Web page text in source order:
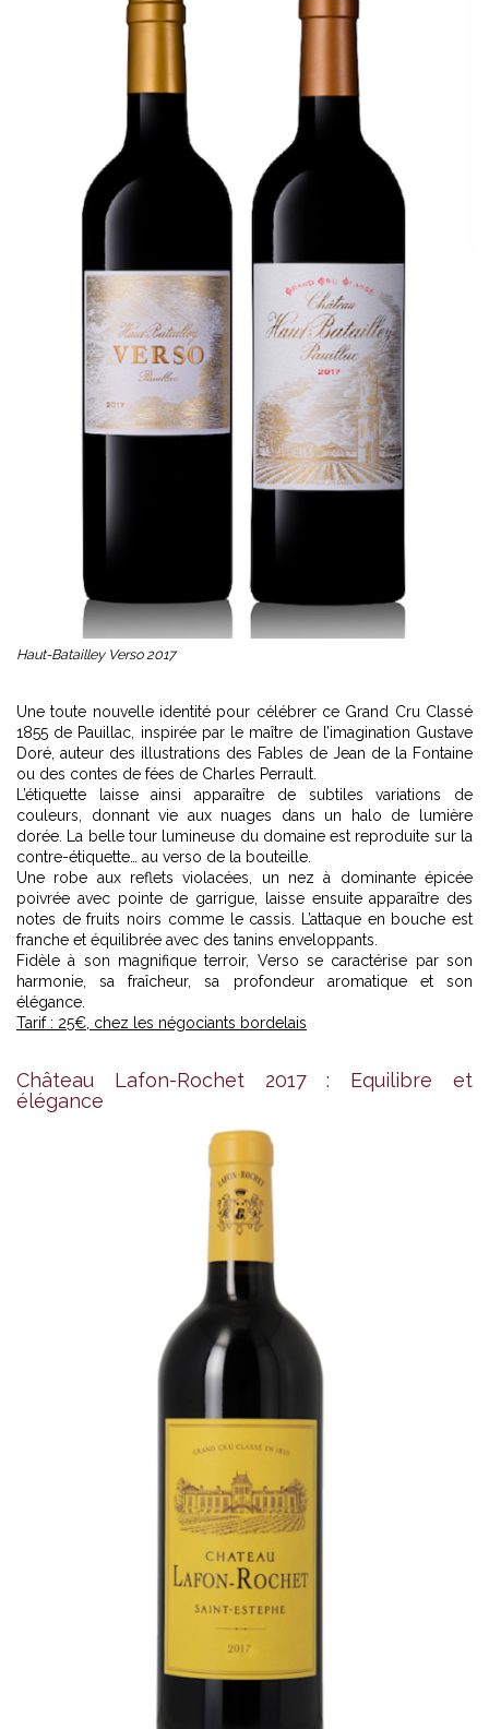
Haut-Batailley Verso 2017
Une toute nouvelle identité pour célébrer ce Grand Cru Classé
1855 de Pauillac, inspirée par le maître de l’imagination Gustave
Doré, auteur des illustrations des Fables de Jean de la Fontaine
ou des contes de fées de Charles Perrault.
L’étiquette laisse ainsi apparaître de subtiles variations de
couleurs, donnant vie aux nuages dans un halo de lumière
dorée. La belle tour lumineuse du domaine est reproduite sur la
contre-étiquette… au verso de la bouteille.
Une robe aux reflets violacées, un nez à dominante épicée
poivrée avec pointe de garrigue, laisse ensuite apparaître des
notes de fruits noirs comme le cassis. L’attaque en bouche est
franche et équilibrée avec des tanins enveloppants.
Fidèle à son magnifique terroir, Verso se caractérise par son
harmonie, sa fraîcheur, sa profondeur aromatique et son
élégance.
Tarif : 25€, chez les négociants bordelais
Château Lafon-Rochet 2017 : Equilibre et
élégance